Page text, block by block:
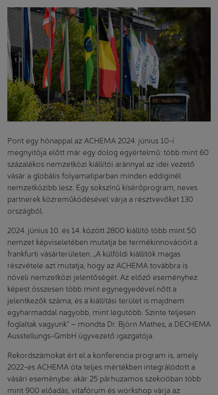
Pont egy hónappal az ACHEMA 2024. június 10-i
megnyitója előtt már egy dolog egyértelmű: több mint 60
százalékos nemzetközi kiállítói aránnyal az idei vezető
vásár a globális folyamatiparban minden eddiginél
nemzetközibb lesz. Egy sokszínű kísérőprogram, neves
partnerek közreműködésével várja a résztvevőket 130
országból.
2024. június 10. és 14. között 2800 kiállító több mint 50
nemzet képviseletében mutatja be termékinnovációit a
frankfurti vásárterületen. „A külföldi kiállítók magas
részvétele azt mutatja, hogy az ACHEMA továbbra is
növeli nemzetközi jelentőségét. Az előző eseményhez
képest összesen több mint egynegyedével nőtt a
jelentkezők száma, és a kiállítási terület is majdnem
egyharmaddal nagyobb, mint legutóbb. Szinte teljesen
foglaltak vagyunk” – mondta Dr. Björn Mathes, a DECHEMA
Ausstellungs-GmbH ügyvezető igazgatója.
Rekordszámokat ért el a konferencia program is, amely
2022-es ACHEMA óta teljes mértékben integrálódott a
vásári eseménybe: akár 25 párhuzamos szekcióban több
mint 900 előadás, vitafórum és workshop várja az